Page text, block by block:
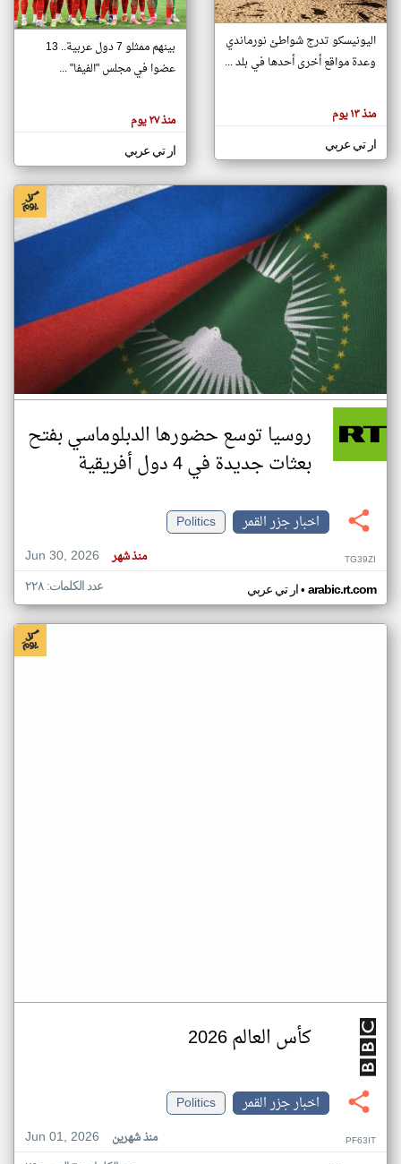
تغيير الدولة
اخبار جزر القمر على مدار الساعة
أهم اخبار جزر القمر العاجلة والمباشرة
هنا عن
وجهة
كاتبيها.
اليونيسكو تدرج شواطئ نورماندي
وعدة مواقع أخرى أحدها في بلد ...
منذ ١٣ يوم
ار تي عربي
بينهم ممثلو 7 دول عربية.. 13
عضوا في مجلس "الفيفا" ...
منذ ٢٧ يوم
ار تي عربي
روسيا توسع حضورها الدبلوماسي بفتح
بعثات جديدة في 4 دول أفريقية
اخبار جزر القمر
Politics
Jun 30, 2026
منذ شهر TG39ZI
ار تي عربي• arabic.rt.com عدد الكلمات: ٢٢٨
كأس العالم 2026
اخبار جزر القمر
Politics
Jun 01, 2026
منذ شهرين PF63IT
klyoum.com